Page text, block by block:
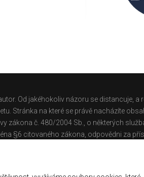
Od jakéhokoliv názoru se distancuje, a
Stránka na které se právě nacházíte
zákona č. 480/2004 Sb., o některých
§6 citovaného zákona, odpovědni za